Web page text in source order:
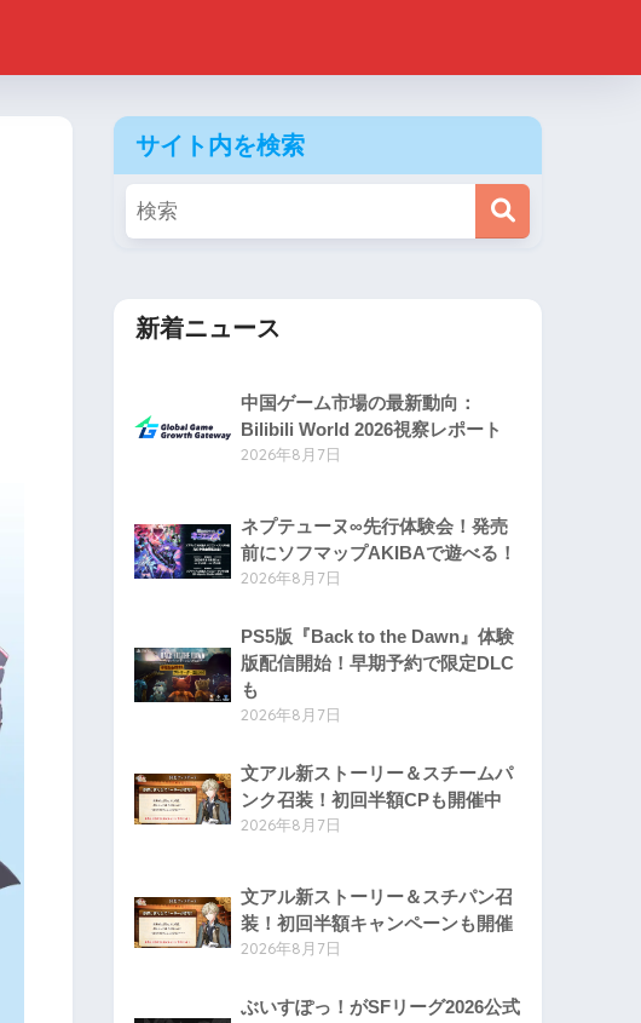
サイト内を検索
新着ニュース
中国ゲーム市場の最新動向：
Bilibili World 2026視察レポート
2026年8月7日
ネプテューヌ∞先行体験会！発売
前にソフマップAKIBAで遊べる！
2026年8月7日
PS5版『Back to the Dawn』体験
版配信開始！早期予約で限定DLC
も
2026年8月7日
文アル新ストーリー＆スチームパ
ンク召装！初回半額CPも開催中
2026年8月7日
文アル新ストーリー＆スチパン召
装！初回半額キャンペーンも開催
2026年8月7日
ぶいすぽっ！がSFリーグ2026公式